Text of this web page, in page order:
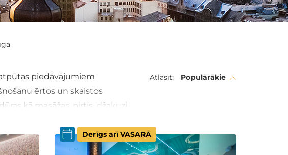
Atlasīt: Populārākie
piedāvājumiem
ērtos un skaistos
kā masāžas, pirtis, džakuzi
Derīgs arī VASARĀ